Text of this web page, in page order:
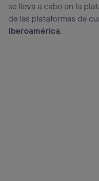
se lleva a cabo en la
de las plataformas de
Iberoamérica.